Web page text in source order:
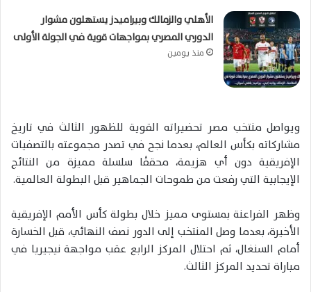
الأهلي والزمالك وبيراميدز يستهلون مشوار
الدوري المصري بمواجهات قوية في الجولة الأولى
منذ يومين
ويواصل منتخب مصر تحضيراته القوية للظهور الثالث في تاريخ
مشاركاته بكأس العالم، بعدما نجح في تصدر مجموعته بالتصفيات
الإفريقية دون أي هزيمة، محققًا سلسلة مميزة من النتائج
الإيجابية التي رفعت من طموحات الجماهير قبل البطولة العالمية.
وظهر الفراعنة بمستوى مميز خلال بطولة كأس الأمم الإفريقية
الأخيرة، بعدما وصل المنتخب إلى الدور نصف النهائي، قبل الخسارة
أمام السنغال، ثم احتلال المركز الرابع عقب مواجهة نيجيريا في
مباراة تحديد المركز الثالث.